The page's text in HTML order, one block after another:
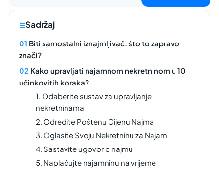
Sadržaj
Biti samostalni iznajmljivač: što to zapravo
znači?
Kako upravljati najamnom nekretninom u 10
učinkovitih koraka?
1. Odaberite sustav za upravljanje
nekretninama
2. Odredite Poštenu Cijenu Najma
3. Oglasite Svoju Nekretninu za Najam
4. Sastavite ugovor o najmu
5. Naplaćujte najamninu na vrijeme